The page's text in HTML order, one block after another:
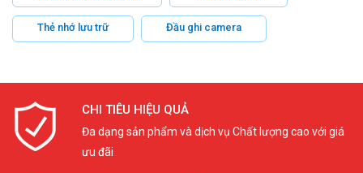
Thẻ nhớ lưu trữ Đầu ghi camera
CHI TIÊU HIỆU QUẢ
Đa dạng sản phẩm và dịch vụ Chất lượng cao với giá
ưu đãi